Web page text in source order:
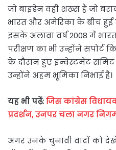
जो बाइडेन वही शख्स हैं जो
भारत और अमेरिका के बीच हुई
इसके अलावा वर्ष 2008 में
परीक्षण का भी उन्होंने सपोर्ट
के दौरान हुए इन्वेस्टमेंट
उन्होंने अहम भूमिका निभाई है।
यह भी पढ़ें:जिस कांग्रेस
प्रदर्शन, उनपर चला नगर
अगर उनके चुनावी वादों को